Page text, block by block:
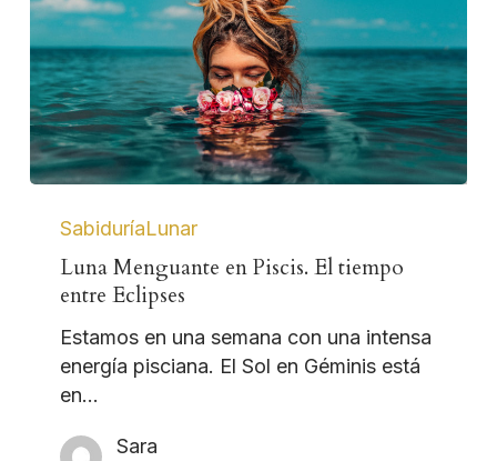
SabiduríaLunar
Luna Menguante en Piscis. El tiempo
entre Eclipses
Estamos en una semana con una intensa
energía pisciana. El Sol en Géminis está
en…
Sara